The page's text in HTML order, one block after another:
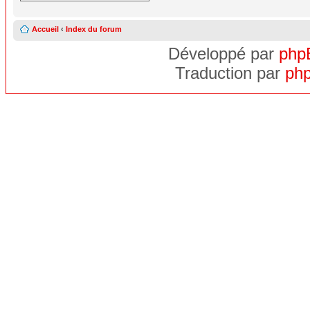
Accueil ‹ Index du forum
Développé par
Traduction par